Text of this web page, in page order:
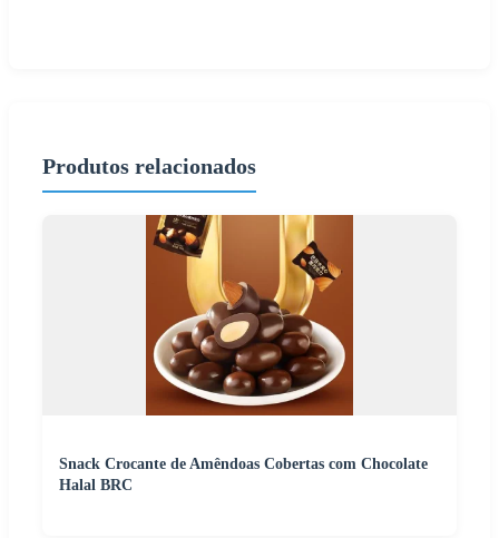
Produtos relacionados
Snack Crocante de Amêndoas Cobertas com Chocolate
Halal BRC